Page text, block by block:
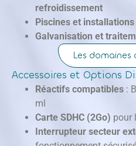
refroidissement
Piscines et
Galvanisation et
Les
Accessoires et Options
Réactifs compatibles :
ml
Carte SDHC (2Go) pour
Interrupteur secteur